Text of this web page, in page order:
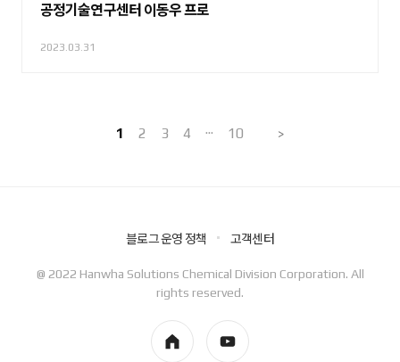
공정기술연구센터 이동우 프로
2023.03.31
1 2 3 4 ··· 10 >
블로그 운영 정책 고객센터
@ 2022 Hanwha Solutions Chemical Division Corporation. All
rights reserved.